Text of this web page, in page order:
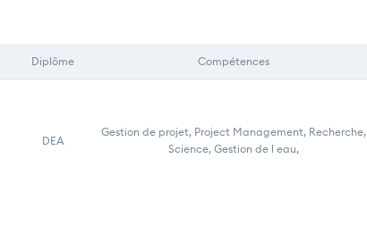
Diplôme Compétences
DEA
Gestion de projet, Project Management, Recherche,
Science, Gestion de l eau,